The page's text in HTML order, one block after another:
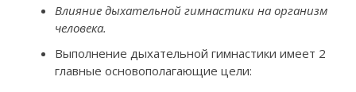
Влияние дыхательной гимнастики на организм
человека.
Выполнение дыхательной гимнастики имеет 2
главные основополагающие цели: